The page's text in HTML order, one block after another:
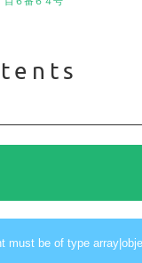
must be of type